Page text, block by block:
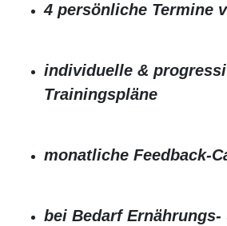
4 persönliche Termine
individuelle &
Trainingspläne
monatliche Feedback-
bei Bedarf Ernährungs-